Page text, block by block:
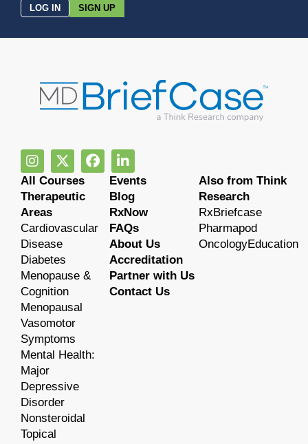
LOG IN SIGN UP
All Courses
Therapeutic
Areas
Cardiovascular
Disease
Diabetes
Menopause &
Cognition
Menopausal
Vasomotor
Symptoms
Mental Health:
Major
Depressive
Disorder
Nonsteroidal
Topical
Events
Blog
RxNow
FAQs
About Us
Accreditation
Partner with Us
Contact Us
Also from Think
Research
RxBriefcase
Pharmapod
OncologyEducation